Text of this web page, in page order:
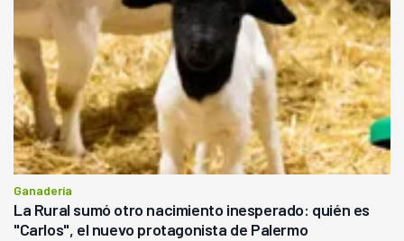
Ganadería
La Rural sumó otro nacimiento inesperado: quién es
"Carlos", el nuevo protagonista de Palermo